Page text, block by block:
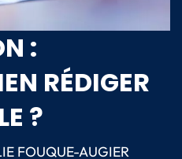
:
RÉDIGER
?
FOUQUE-AUGIER